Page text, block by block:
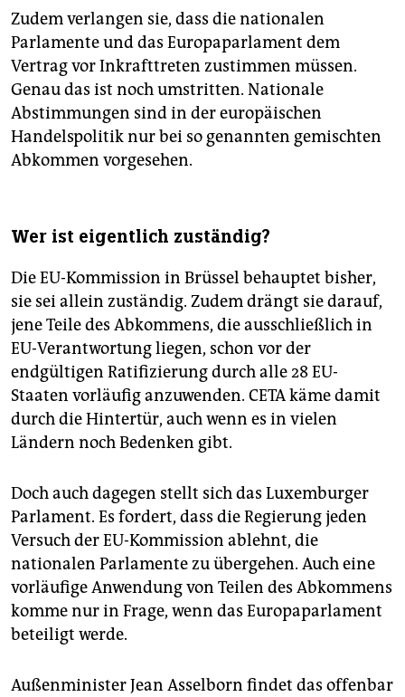
Zudem verlangen sie, dass die nationalen
Parlamente und das Europaparlament dem
Vertrag vor Inkrafttreten zustimmen müssen.
Genau das ist noch umstritten. Nationale
Abstimmungen sind in der europäischen
Handelspolitik nur bei so genannten gemischten
Abkommen vorgesehen.
Wer ist eigentlich zuständig?
Die EU-Kommission in Brüssel behauptet bisher,
sie sei allein zuständig. Zudem drängt sie darauf,
jene Teile des Abkommens, die ausschließlich in
EU-Verantwortung liegen, schon vor der
endgültigen Ratifizierung durch alle 28 EU-
Staaten vorläufig anzuwenden. CETA käme damit
durch die Hintertür, auch wenn es in vielen
Ländern noch Bedenken gibt.
Doch auch dagegen stellt sich das Luxemburger
Parlament. Es fordert, dass die Regierung jeden
Versuch der EU-Kommission ablehnt, die
nationalen Parlamente zu übergehen. Auch eine
vorläufige Anwendung von Teilen des Abkommens
komme nur in Frage, wenn das Europaparlament
beteiligt werde.
Außenminister Jean Asselborn findet das offenbar